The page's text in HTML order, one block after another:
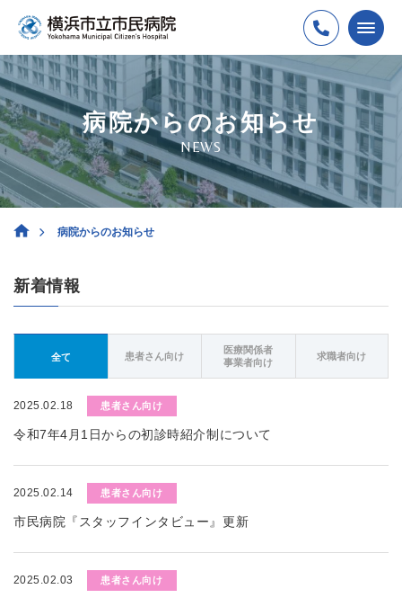
病院からのお知らせ
NEWS
病院からのお知らせ
新着情報
全て 患者さん向け
医療関係者
事業者向け
求職者向け
2025.02.18 患者さん向け
令和7年4月1日からの初診時紹介制について
2025.02.14 患者さん向け
市民病院『スタッフインタビュー』更新
2025.02.03 患者さん向け